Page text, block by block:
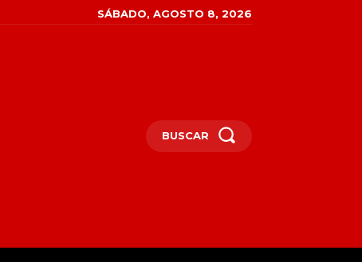
SÁBADO, AGOSTO 8, 2026
BUSCAR